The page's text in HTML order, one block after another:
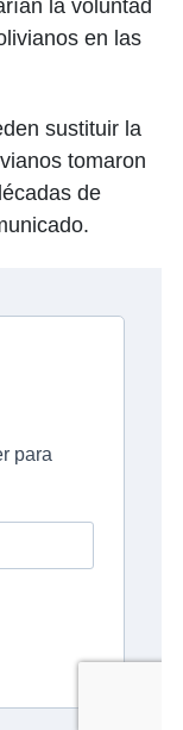
la voluntad
en las
sustituir la
tomaron
de